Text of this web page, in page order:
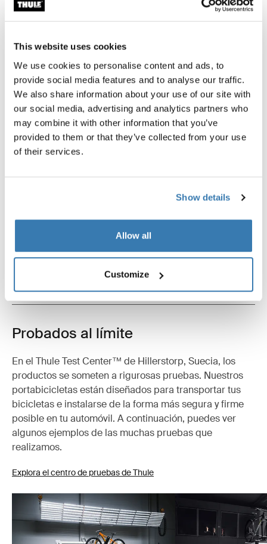
This website uses cookies
We use cookies to personalise content and ads, to
provide social media features and to analyse our traffic.
We also share information about your use of our site with
our social media, advertising and analytics partners who
may combine it with other information that you’ve
provided to them or that they’ve collected from your use
of their services.
Show details
Allow all
Customize
Thule carbon frame protector
protector para cuadros de carbono
Thule t-track adapter 889-1
adaptador de guía en t 889-1
Todas las características
Toggle techspec
Especificaciones técnicas
Instrucciones
Probados al límite
En el Thule Test Center™ de Hillerstorp, Suecia, los
productos se someten a rigurosas pruebas. Nuestros
portabicicletas están diseñados para transportar tus
bicicletas e instalarse de la forma más segura y firme
posible en tu automóvil. A continuación, puedes ver
algunos ejemplos de las muchas pruebas que
realizamos.
Explora el centro de pruebas de Thule